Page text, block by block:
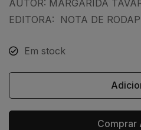
AUTOR: MARGARIDA
EDITORA: NOTA DE
Em stock
Comprar